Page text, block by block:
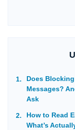
Does
Messages?
Ask
How to Read
What’s